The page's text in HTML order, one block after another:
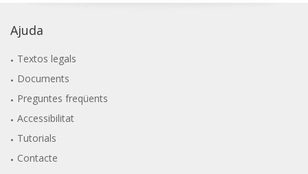
Ajuda
Textos legals
Documents
Preguntes freqüents
Accessibilitat
Tutorials
Contacte